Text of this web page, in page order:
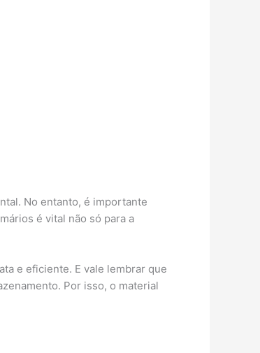
No entanto, é importante
é vital não só para a
e eficiente. E vale lembrar que
Por isso, o material